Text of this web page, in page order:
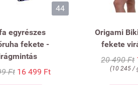
44
egyrészes
fekete -
Ft 16 499 Ft
Origami
fekete
20 490 Ft
(10 245 /